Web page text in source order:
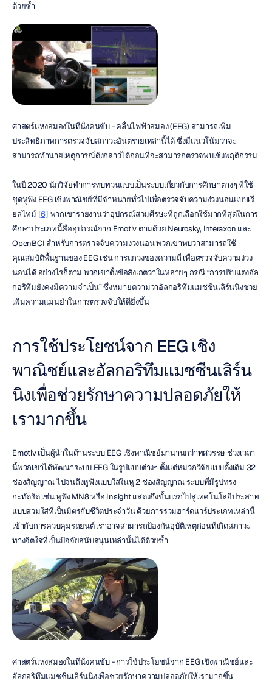
ด้วยซ้ำ
ศาสตร์แห่งสมองในที่นั่งคนขับ - คลื่นไฟฟ้าสมอง (EEG) สามารถเพิ่ม
ประสิทธิภาพการตรวจจับสภาวะอันตรายเหล่านี้ได้ ซึ่งมีแนวโน้มว่าจะ
สามารถทำนายเหตุการณ์ดังกล่าวได้ก่อนที่จะสามารถตรวจพบเชิงพฤติกรรม
ในปี 2020 นักวิจัยทำการทบทวนแบบเป็นระบบเกี่ยวกับการศึกษาต่างๆ ที่ใช้
ชุดหูฟัง EEG เชิงพาณิชย์ที่มีจำหน่ายทั่วไปเพื่อตรวจจับความง่วงนอนแบบเรี
ยลไทม์ [6] พวกเขารายงานว่าอุปกรณ์สวมศีรษะที่ถูกเลือกใช้มากที่สุดในการ
ศึกษาประเภทนี้คืออุปกรณ์จาก Emotiv ตามด้วย Neurosky, Interaxon และ
OpenBCI สำหรับการตรวจจับความง่วงนอน พวกเขาพบว่าสามารถใช้
คุณสมบัติพื้นฐานของ EEG เช่น การแกว่งของความถี่ เพื่อตรวจจับความง่วง
นอนได้ อย่างไรก็ตาม พวกเขาตั้งข้อสังเกตว่าในหลายๆ กรณี “การปรับแต่งอัล
กอริทึมยังคงมีความจำเป็น” ซึ่งหมายความว่าอัลกอริทึมแมชชีนเลิร์นนิงช่วย
เพิ่มความแม่นยำในการตรวจจับให้ดียิ่งขึ้น
การใช้ประโยชน์จาก EEG เชิง
พาณิชย์และอัลกอริทึมแมชชีนเลิร์น
นิงเพื่อช่วยรักษาความปลอดภัยให้
เรามากขึ้น
Emotiv เป็นผู้นำในด้านระบบ EEG เชิงพาณิชย์มานานกว่าทศวรรษ ช่วงเวลา
นี้พวกเขาได้พัฒนาระบบ EEG ในรูปแบบต่างๆ ตั้งแต่หมวกวิจัยแบบดั้งเดิม 32
ช่องสัญญาณ ไปจนถึงหูฟังแบบใส่ในหู 2 ช่องสัญญาณ ระบบที่มีรูปทรง
กะทัดรัด เช่น หูฟัง MN8 หรือ Insight แสดงถึงขั้นแรกไปสู่เทคโนโลยีประสาท
แบบสวมใส่ที่เป็นมิตรกับชีวิตประจำวัน ด้วยการรวมฮาร์ดแวร์ประเภทเหล่านี้
เข้ากับการควบคุมรถยนต์ เราอาจสามารถป้องกันอุบัติเหตุก่อนที่เกิดสภาวะ
ทางจิตใจที่เป็นปัจจัยสนับสนุนเหล่านั้นได้ด้วยซ้ำ
ศาสตร์แห่งสมองในที่นั่งคนขับ - การใช้ประโยชน์จาก EEG เชิงพาณิชย์และ
อัลกอริทึมแมชชีนเลิร์นนิงเพื่อช่วยรักษาความปลอดภัยให้เรามากขึ้น